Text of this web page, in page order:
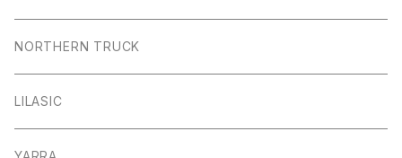
NORTHERN TRUCK
LILASIC